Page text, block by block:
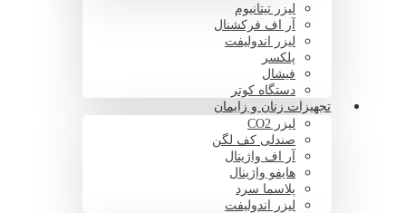
لیزر تیتانیوم
آر اف فرکشنال
لیزر اندولیفت
پلکسر
فیشال
دستگاه کوتر
تجهیزات زنان و زایمان
لیزر CO2
صندلی کف لگن
آر اف واژینال
هایفو واژینال
پلاسما سرد
لیزر اندولیفت